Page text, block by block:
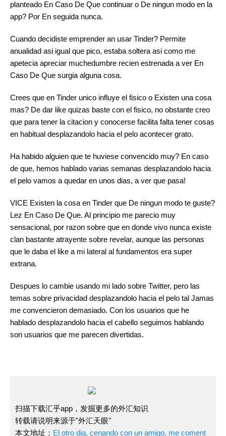
planteado En Caso De Que continuar o De ningun modo en la
app? Por En seguida nunca.
Cuando decidiste emprender an usar Tinder? Permite
anualidad asi­ igual que pico, estaba soltera asi­ como me
apetecia apreciar muchedumbre recien estrenada a ver En
Caso De Que surgia alguna cosa.
Crees que en Tinder unico influye el fisico o Existen una cosa
mas? De dar like quizas baste con el fisico, no obstante creo
que para tener la citacion y conocerse facilita falta tener cosas
en habitual desplazandolo hacia el pelo acontecer grato.
Ha habido alguien que te huviese convencido muy? En caso
de que, hemos hablado varias semanas desplazandolo hacia
el pelo vamos a quedar en unos dias, a ver que pasa!
VICE Existen la cosa en Tinder que De ningun modo te guste?
Lez En Caso De Que. Al principio me parecio muy
sensacional, por razon sobre que en donde vivo nunca existe
clan bastante atrayente sobre revelar, aunque las personas
que le daba el like a mi lateral al fundamentos era super
extrana.
Despues lo cambie usando mi lado sobre Twitter, pero las
temas sobre privacidad desplazandolo hacia el pelo tal Jamas
me convencieron demasiado. Con los usuarios que he
hablado desplazandolo hacia el cabello seguimos hablando
son usuarios que me parecen divertidas.
扫描下载汇乎app，发掘更多的外汇知识
转载请说明来源于"外汇天眼"
本文地址： El otro dia, cenando con un amigo, me coment